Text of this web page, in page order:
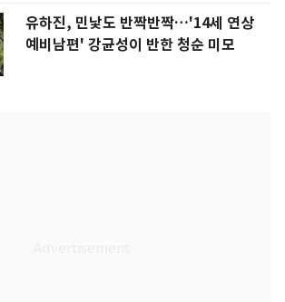
유하진, 민낯도 반짝반짝…'14세 연상
예비남편' 강균성이 반한 청순 미모